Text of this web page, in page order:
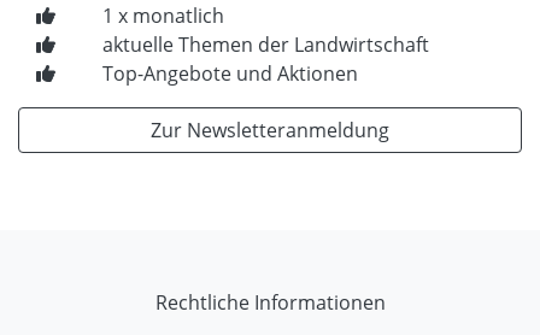
1 x monatlich
aktuelle Themen der Landwirtschaft
Top-Angebote und Aktionen
Zur Newsletteranmeldung
Rechtliche Informationen